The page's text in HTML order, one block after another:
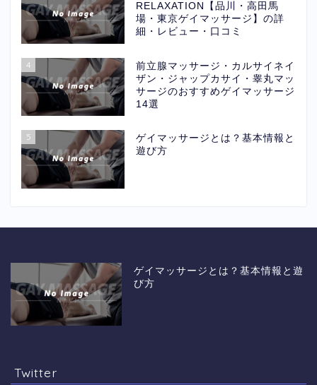
RELAXATION【品川・高田馬
場・東京ゲイマッサージ】の詳
細・レビュー・口コミ
4
前立腺マッサージ・カルサイネイ
ザン・ジャップカサイ・睾丸マッ
サージのおすすめゲイマッサージ
14選
5
ゲイマッサージとは？基本情報と
遊び方
ゲイマッサージとは？基本情報と遊
び方
Twitter